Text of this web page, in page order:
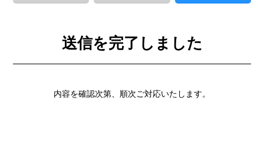
送信を完了しました
内容を確認次第、順次ご対応いたします。